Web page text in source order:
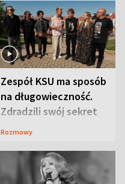
Zespół KSU ma sposób
na długowieczność.
Zdradzili swój sekret
Rozmowy